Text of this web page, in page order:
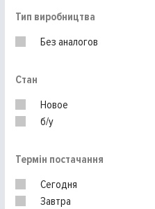
BOSCH
TRW
Тип виробництва
Без аналогов
Стан
Новое
б/у
Термін постачання
Сегодня
Завтра